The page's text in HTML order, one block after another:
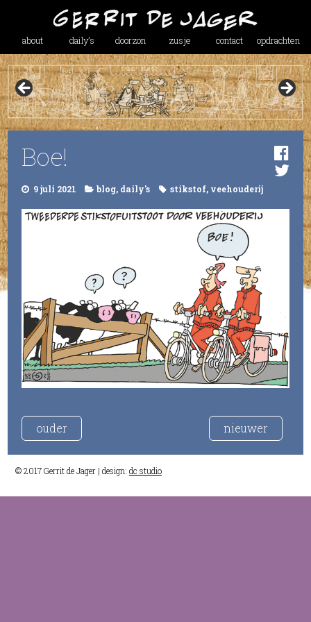
about daily’s doorzon zusje contact opdrachten
Boe!
9 juli 2021 blog, daily's stikstof, veehouderij
ouder nieuwer
© 2017 Gerrit de Jager | design: dc studio